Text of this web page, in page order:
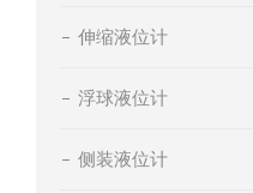
伸缩液位计
浮球液位计
侧装液位计